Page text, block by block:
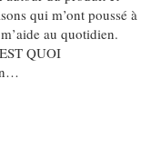
qui m’ont poussé à
au quotidien.
QUOI